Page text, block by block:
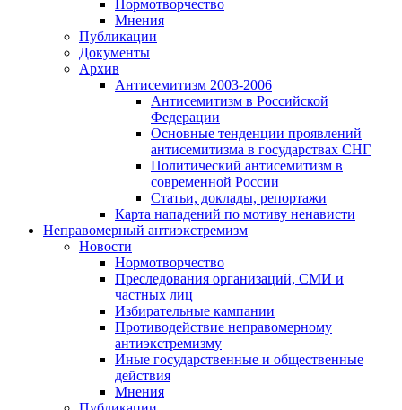
Нормотворчество
Мнения
Публикации
Документы
Архив
Антисемитизм 2003-2006
Антисемитизм в Российской
Федерации
Основные тенденции проявлений
антисемитизма в государствах СНГ
Политический антисемитизм в
современной России
Статьи, доклады, репортажи
Карта нападений по мотиву ненависти
Неправомерный антиэкстремизм
Новости
Нормотворчество
Преследования организаций, СМИ и
частных лиц
Избирательные кампании
Противодействие неправомерному
антиэкстремизму
Иные государственные и общественные
действия
Мнения